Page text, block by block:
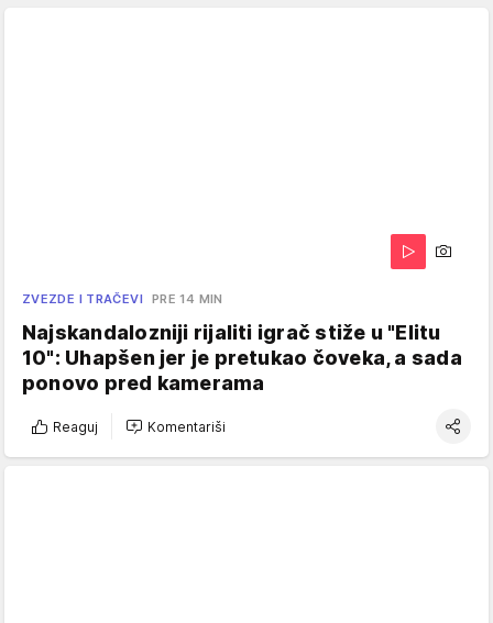
ZVEZDE I TRAČEVI PRE 14 MIN
Najskandalozniji rijaliti igrač stiže u "Elitu
10": Uhapšen jer je pretukao čoveka, a sada
ponovo pred kamerama
Reaguj Komentariši